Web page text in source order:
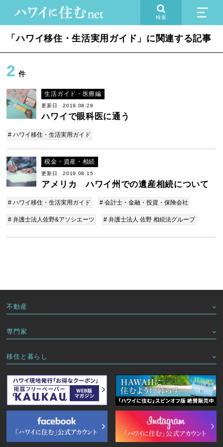
検索
「ハワイ移住・生活実用ガイド」に関連する記事
2 件
生活ガイド・医療編
更新日 2019.08.28
ハワイで眼科医に通う
# ハワイ移住・生活実用ガイド
税金・資産・相続
更新日 2019.08.15
アメリカ ハワイ州での遺産相続について
# ハワイ移住・生活実用ガイド # 会計士・金融・投資・保険会社
# 弁護士法人佐野&アソシエーツ # 弁護士法人 佐野 相続法グループ
不動産
専門家
移住と暮らし